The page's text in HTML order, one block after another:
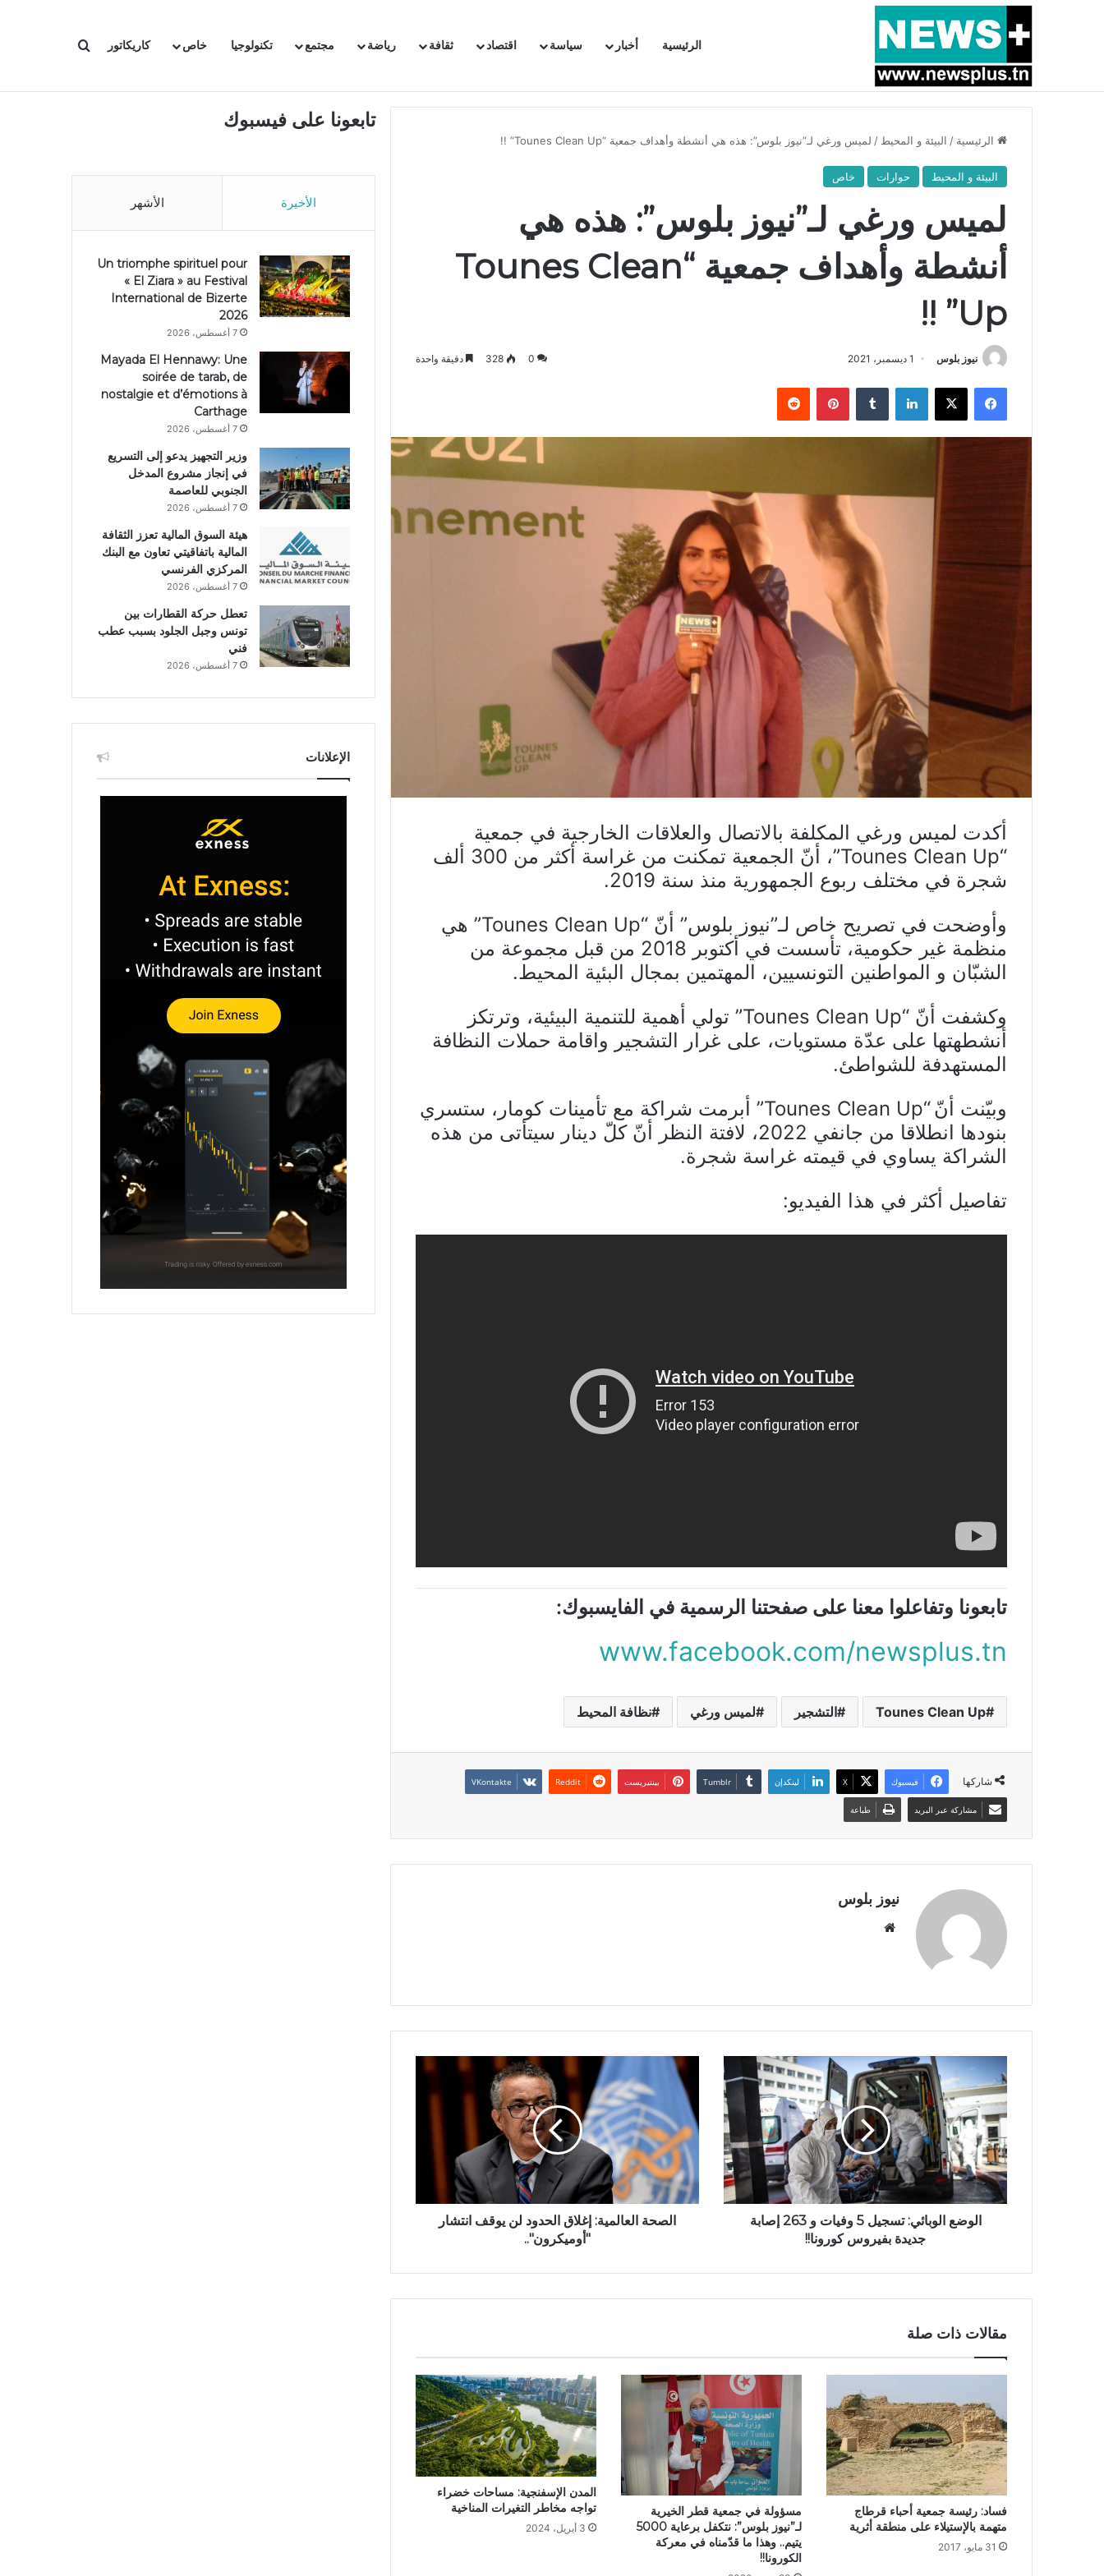
الرئيسية أخبار سياسة اقتصاد ثقافة رياضة مجتمع تكنولوجيا خاص كاريكاتور بحث عن
أخبار عاجلة بسبب المرزوقي وبتكليف من سعيّد: الخارجية تستدعي السفيرة الفرنسية بتونس وتبلغها احتجاجا شديد اللهجة !!
الرئيسية / البيئة و المحيط / لميس ورغي لـ”نيوز بلوس”: هذه هي أنشطة وأهداف جمعية “Tounes Clean Up” !!
البيئة و المحيط حوارات خاص
لميس ورغي لـ”نيوز بلوس”: هذه هي
أنشطة وأهداف جمعية “Tounes Clean
Up” !!
نيوز بلوس 1 ديسمبر، 2021 0
328 دقيقة واحدة
فيسبوك X لينكدإن بينتيريست
أكدت لميس ورغي المكلفة بالاتصال والعلاقات الخارجية في جمعية
“Tounes Clean Up”، أنّ الجمعية تمكنت من غراسة أكثر من 300 ألف
شجرة في مختلف ربوع الجمهورية منذ سنة 2019.
وأوضحت في تصريح خاص لـ”نيوز بلوس” أنّ “Tounes Clean Up” هي
منظمة غير حكومية، تأسست في أكتوبر 2018 من قبل مجموعة من
الشبّان و المواطنين التونسيين، المهتمين بمجال البئية المحيط.
وكشفت أنّ “Tounes Clean Up” تولي أهمية للتنمية البيئية، وترتكز
أنشطهتها على عدّة مستويات، على غرار التشجير واقامة حملات النظافة
المستهدفة للشواطئ.
وبيّنت أنّ
“Tounes Clean Up” أبرمت شراكة مع تأمينات كومار، ستسري
بنودها انطلاقا من جانفي 2022، لافتة النظر أنّ كلّ دينار سيتأتى من هذه
الشراكة يساوي في قيمته غراسة شجرة.
تفاصيل أكثر في هذا الفيديو:
تابعونا وتفاعلوا معنا على صفحتنا الرسمية في الفايسبوك:
www.facebook.com/newsplus.tn
Tounes Clean Up التشجير لميس ورغي نظافة المحيط
شاركها فيسبوك X لينكدإن بينتيريست
مشاركة عبر البريد طباعة
نيوز بلوس
الوضع الوبائي: تسجيل 5 وفيات و 263 إصابة
جديدة بفيروس كورونا!!
الصحة العالمية: إغلاق الحدود لن يوقف انتشار
"أوميكرون"..
مقالات ذات صلة
فساد: رئيسة جمعية أحباء قرطاج
متهمة بالإستيلاء على منطقة أثرية
31 مايو، 2017
مسؤولة في جمعية قطر الخيرية
لـ”نيوز بلوس”: نتكفل برعاية 5000
يتيم.. وهذا ما قدّمناه في معركة
الكورونا!!
المدن الإسفنجية: مساحات خضراء
تواجه مخاطر التغيرات المناخية
3 أبريل، 2024
تابعونا على فيسبوك
الأخيرة الأشهر
Un triomphe spirituel pour
« El Ziara » au Festival
International de Bizerte
2026
7 أغسطس، 2026
Mayada El Hennawy: Une
soirée de tarab, de
nostalgie et d’émotions à
Carthage
7 أغسطس، 2026
وزير التجهيز يدعو إلى التسريع
في إنجاز مشروع المدخل
الجنوبي للعاصمة
7 أغسطس، 2026
هيئة السوق المالية تعزز الثقافة
المالية باتفاقيتي تعاون مع البنك
المركزي الفرنسي
7 أغسطس، 2026
تعطل حركة القطارات بين
تونس وجبل الجلود بسبب عطب
فني
7 أغسطس، 2026
الإعلانات